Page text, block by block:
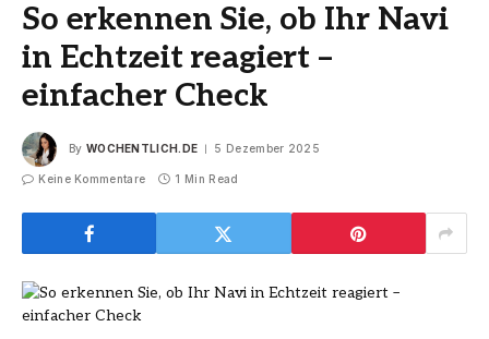
So erkennen Sie, ob Ihr Navi
in Echtzeit reagiert –
einfacher Check
By WOCHENTLICH.DE 5 Dezember 2025
Keine Kommentare 1 Min Read